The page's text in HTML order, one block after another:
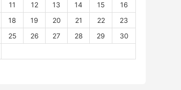
11 12 13 14 15
16
18 19 20 21 22
23
25 26 27 28 29
30